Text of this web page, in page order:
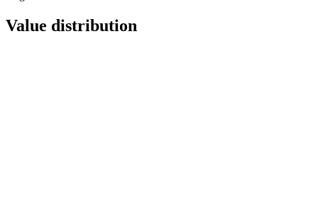
Value distribution